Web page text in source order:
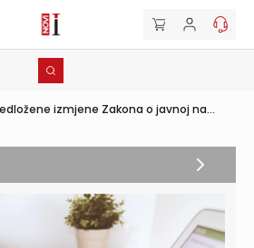
izmjene Zakona o javnoj na...